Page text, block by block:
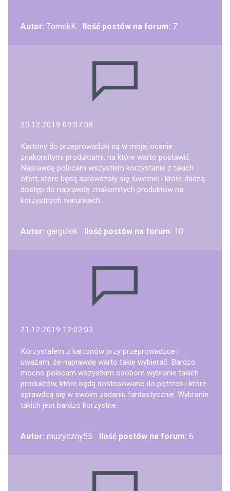
Autor: TomekK Ilość postów na forum: 7
20.12.2019 09:07:08
Kartony do przeprowadzki są w mojej ocenie
znakomitymi produktami, na które warto postawić.
Naprawdę polecam wszystkim korzystanie z takich
ofert, które będą sprawdzały się świetnie i które dadzą
dostęp do naprawdę znakomitych produktów na
korzystnych warunkach.
Autor: gargulek Ilość postów na forum: 10
21.12.2019 12:02:03
Korzystałem z kartonów przy przeprowadzce i
uważam, że naprawdę warto takie wybierać. Bardzo
mocno polecam wszystkim osobom wybranie takich
produktów, które będą dostosowane do potrzeb i które
sprawdzą się w swoim zadaniu fantastycznie. Wybranie
takich jest bardzo korzystne.
Autor: muzyczny55 Ilość postów na forum: 6